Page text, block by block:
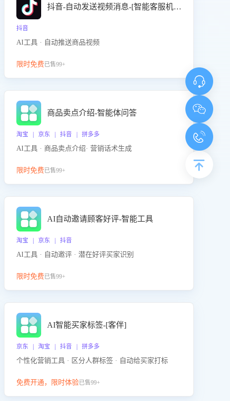
抖音-自动发送视频消息-[智能客服机器人]
抖音
AI工具 · 自动推送商品视频
限时免费已售99+
商品卖点介绍-智能体问答
淘宝 | 京东 | 抖音 | 拼多多
AI工具 · 商品卖点介绍· 营销话术生成
限时免费已售99+
AI自动邀请顾客好评-智能工具
淘宝 | 京东 | 抖音
AI工具 · 自动邀评 · 潜在好评买家识别
限时免费已售99+
AI智能买家标签-[客伴]
京东 | 淘宝 | 抖音 | 拼多多
个性化营销工具 · 区分人群标签 · 自动给买家打标
免费开通，限时体验已售99+